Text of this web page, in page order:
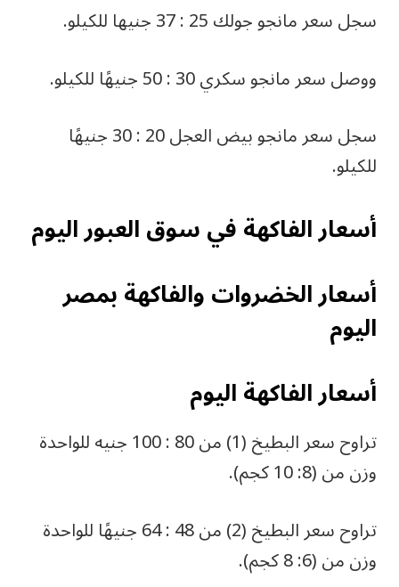
سجل سعر مانجو جولك 25 : 37 جنيها للكيلو.
ووصل سعر مانجو سكري 30 : 50 جنيهًا للكيلو.
سجل سعر مانجو بيض العجل 20 : 30 جنيهًا
للكيلو.
أسعار الفاكهة في سوق العبور اليوم
أسعار الخضروات والفاكهة بمصر
اليوم
أسعار الفاكهة اليوم
تراوح سعر البطيخ (1) من 80 : 100 جنيه للواحدة
وزن من (8: 10 كجم).
تراوح سعر البطيخ (2) من 48 : 64 جنيهًا للواحدة
وزن من (6: 8 كجم).